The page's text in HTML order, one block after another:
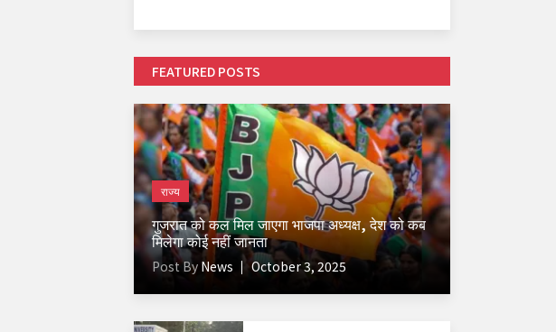
FEATURED POSTS
राज्य
गुजरात को कल मिल जाएगा भाजपा अध्यक्ष, देश को कब
मिलेगा कोई नहीं जानता
Post By News October 3, 2025